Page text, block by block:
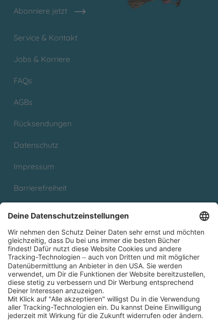
Abonniere jetzt
Service & Kontakt
Jobs & Karriere
FAQs
AGBs
Rücksendungen
Datenschutz
Impressum
Barrierefreiheit
Partnerprogramm (Affiliate)
Folge uns auf
* Versandkostenfrei ab 9,00 € Bestellwert innerhalb